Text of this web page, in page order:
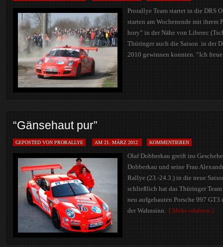
Prorallye Team startet in die DRS
starten am Wochenende mit ihrem
hory” in der Nähe von Liberec
Thüringer auch die Saison in der
2010 gewinnen konnten. “Ich
“Gänsehaut pur”
GEPOSTED VON PRORALLYE AM 21. MÄRZ 2012 KOMMENTIEREN
Olaf Dobberkau greift ins
Dobberkau und seine Frau
Rallye (23.-24.3.) in die neue
schließlich hat das Thüringer
neu aufgebauten Porsche 997
der Wahnsinn. [ Mehr erfahren ]